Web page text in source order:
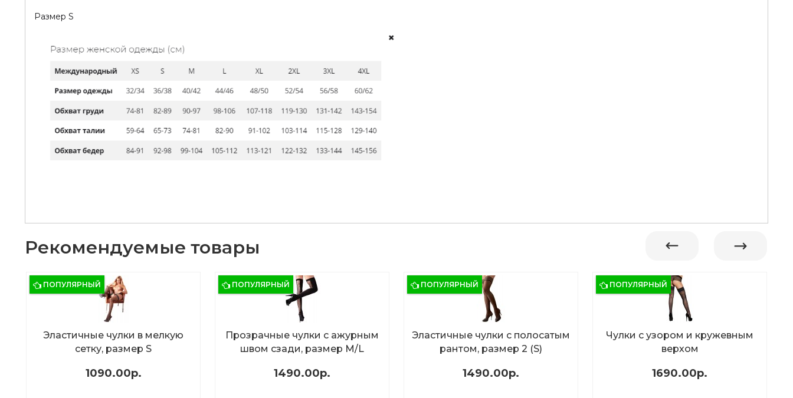
Размер S
Рекомендуемые товары
ПОПУЛЯРНЫЙ
Эластичные чулки в мелкую
сетку, размер S
1090.00р.
ПОПУЛЯРНЫЙ
Прозрачные чулки с ажурным
швом сзади, размер M/L
1490.00р.
ПОПУЛЯРНЫЙ
Эластичные чулки с полосатым
рантом, размер 2 (S)
1490.00р.
ПОПУЛЯРНЫЙ
Чулки с узором и кружевным
верхом
1690.00р.